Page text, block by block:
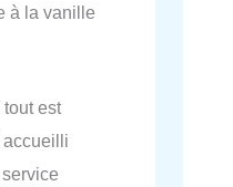
à la vanille
est
accueilli